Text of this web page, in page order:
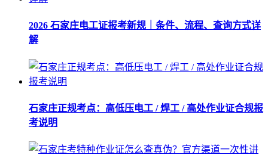
2026 石家庄电工证报考新规｜条件、流程、查询方式详
解
石家庄正规考点：高低压电工 / 焊工 / 高处作业证合规报
考说明